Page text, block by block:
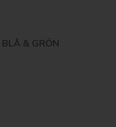
& GRÖN